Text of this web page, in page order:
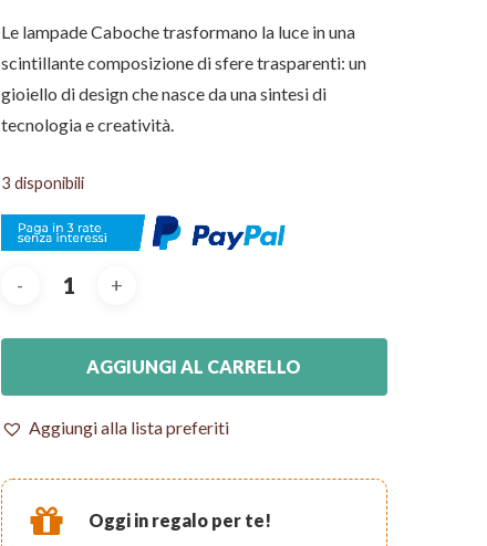
Le lampade Caboche trasformano la luce in una
scintillante composizione di sfere trasparenti: un
gioiello di design che nasce da una sintesi di
tecnologia e creatività.
3 disponibili
AGGIUNGI AL CARRELLO
Aggiungi alla lista preferiti
Oggi in regalo per te!